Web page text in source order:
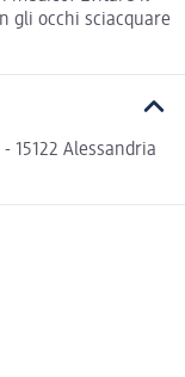
gli occhi sciacquare
15122 Alessandria